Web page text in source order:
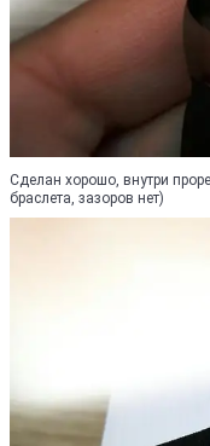
Сделан хорошо, внутри
браслета, зазоров нет)